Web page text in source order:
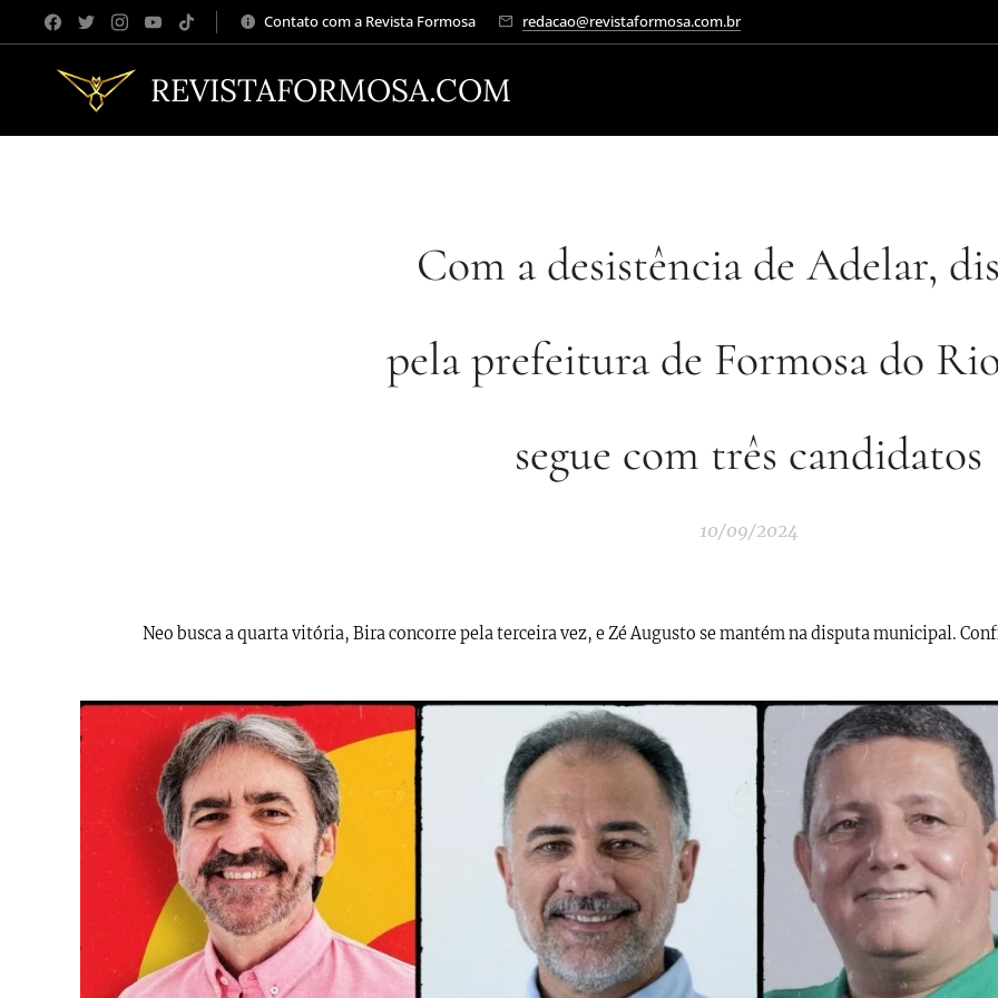
Contato com a Revista Formosa redacao@revistaformosa.com.br
REVISTAFORMOSA.COM
Com a desistência de Adelar,
pela prefeitura de Formosa do
segue com três candidatos
10/09/2024
Neo busca a quarta vitória, Bira concorre pela terceira vez, e Zé Augusto se mantém na disputa municipal.